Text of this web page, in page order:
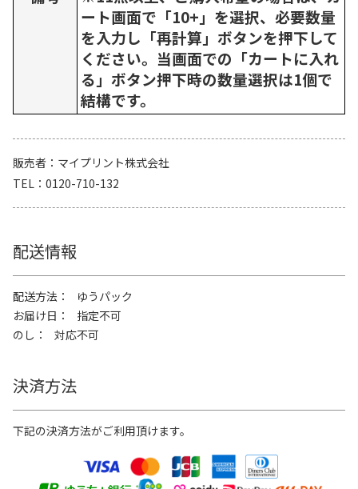
ート画面で「10+」を選択、必要数量
を入力し「再計算」ボタンを押下して
ください。当画面での「カートに入れ
る」ボタン押下時の数量選択は1個で
結構です。
販売者
マイプリント株式会社
TEL
0120-710-132
配送情報
配送方法
ゆうパック
お届け日
指定不可
のし
対応不可
決済方法
下記の決済方法がご利用頂けます。